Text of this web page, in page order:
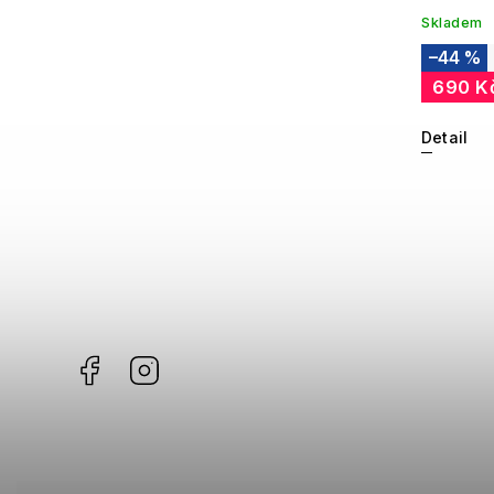
Skladem
–44 %
690
Detail
Facebook